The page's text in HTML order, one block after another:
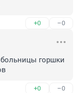
+0 –0
больницы горшки
+0 –0